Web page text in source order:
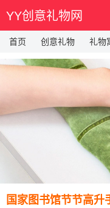
YY创意礼物网
首页 创意礼物 礼物
国家图书馆节节高升